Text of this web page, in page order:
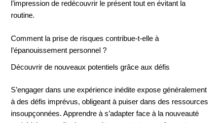
l’impression de redécouvrir le présent tout en évitant la
routine.
Comment la prise de risques contribue-t-elle à
l’épanouissement personnel ?
Découvrir de nouveaux potentiels grâce aux défis
S’engager dans une expérience inédite expose généralement
à des défis imprévus, obligeant à puiser dans des ressources
insoupçonnées. Apprendre à s’adapter face à la nouveauté